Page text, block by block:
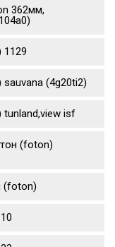
362мм,
(4g20ti2)
isf
(foton)
(foton)